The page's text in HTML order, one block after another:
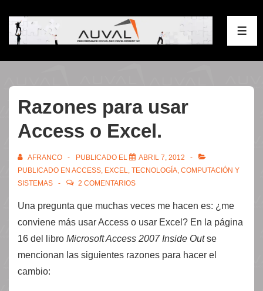
Saltar
Razones para usar
Access o Excel.
AFRANCO PUBLICADO EL
ABRIL 7, 2012
PUBLICADO EN ACCESS, EXCEL, TECNOLOGÍA, COMPUTACIÓN Y
SISTEMAS
2 COMENTARIOS
Una pregunta que muchas veces me hacen es: ¿me
conviene más usar Access o usar Excel? En la página
16 del libro Microsoft Access 2007 Inside Outse
mencionan las siguientes razones para hacer el
cambio: